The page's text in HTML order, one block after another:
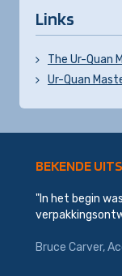
Links
The Ur-Quan
Ur-Quan
BEKENDE
"In het begin
Bruce Carver,